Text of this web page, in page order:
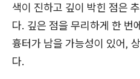
색이 진하고 깊이 박힌 점은
다. 깊은 점을 무리하게 한 번
흉터가 남을 가능성이 있어,
다.